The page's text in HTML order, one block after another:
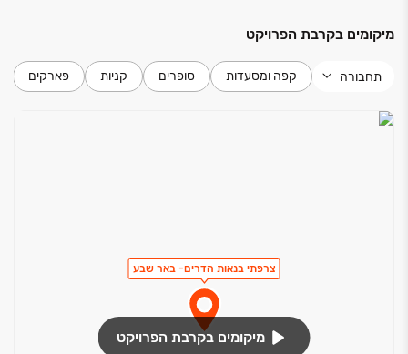
מיקומים בקרבת הפרויקט
תחבורה קפה ומסעדות סופרים קניות פארקים
צרפתי בנאות הדרים- באר שבע
מיקומים בקרבת הפרויקט